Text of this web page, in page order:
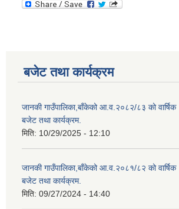
बजेट तथा कार्यक्रम
जानकी गाउँपालिका,बाँकेको आ.व.२०८२/८३ को वार्षिक
बजेट तथा कार्यक्रम.
मिति: 10/29/2025 - 12:10
जानकी गाउँपालिका,बाँकेको आ.व.२०८१/८२ को वार्षिक
बजेट तथा कार्यक्रम.
मिति: 09/27/2024 - 14:40